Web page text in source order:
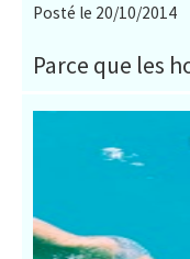
Posté le 20/10/2014
Parce que les